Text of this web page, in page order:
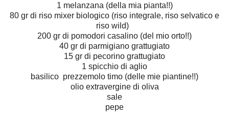
1 melanzana (della mia pianta!!)
80 gr di riso mixer biologico (riso integrale, riso selvatico e
riso wild)
200 gr di pomodori casalino (del mio orto!!)
40 gr di parmigiano grattugiato
15 gr di pecorino grattugiato
1 spicchio di aglio
basilico prezzemolo timo (delle mie piantine!!)
olio extravergine di oliva
sale
pepe